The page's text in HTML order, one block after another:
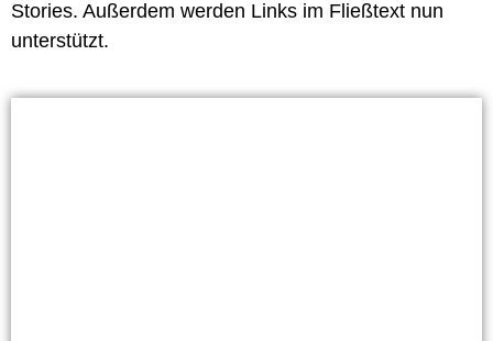
Stories. Außerdem werden Links im Fließtext nun
unterstützt.